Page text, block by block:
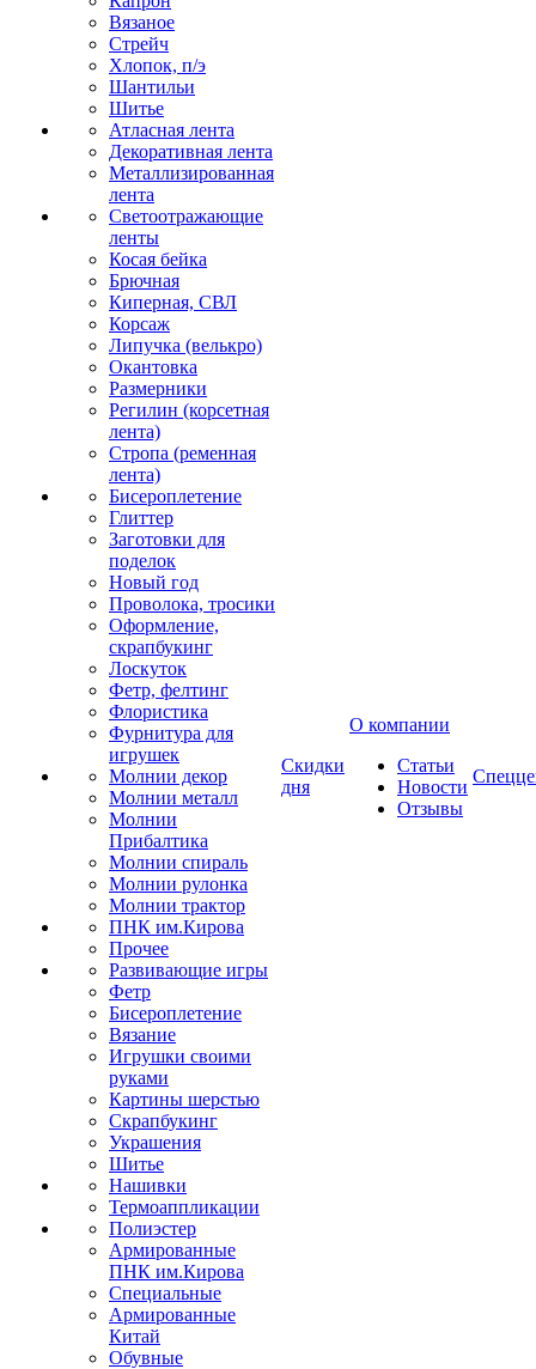
Вязаное
Стрейч
Хлопок, п/э
Шантильи
Шитье
Атласная лента
Декоративная лента
Металлизированная
лента
Светоотражающие
ленты
Косая бейка
Брючная
Киперная, СВЛ
Корсаж
Липучка (велькро)
Окантовка
Размерники
Регилин (корсетная
лента)
Стропа (ременная
лента)
Бисероплетение
Глиттер
Заготовки для
поделок
Новый год
Проволока, тросики
Оформление,
скрапбукинг
Лоскуток
Фетр, фелтинг
Флористика
Фурнитура для
игрушек
Молнии декор
Молнии металл
Молнии
Прибалтика
Молнии спираль
Молнии рулонка
Молнии трактор
ПНК им.Кирова
Прочее
Развивающие игры
Фетр
Бисероплетение
Вязание
Игрушки своими
руками
Картины шерстью
Скрапбукинг
Украшения
Шитье
Нашивки
Термоаппликации
Полиэстер
Армированные
ПНК им.Кирова
Специальные
Армированные
Китай
Обувные
Скидки
дня
О компании
Статьи
Новости
Отзывы